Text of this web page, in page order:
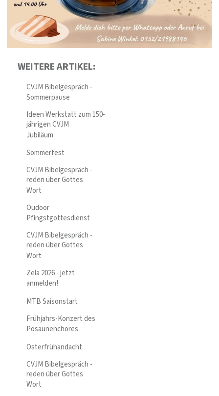
WEITERE ARTIKEL:
CVJM Bibelgespräch -
Sommerpause
Ideen Werkstatt zum 150-
jährigen CVJM
Jubiläum
Sommerfest
CVJM Bibelgespräch -
reden über Gottes
Wort
Oudoor
Pfingstgottesdienst
CVJM Bibelgespräch -
reden über Gottes
Wort
Zela 2026 - jetzt
anmelden!
MTB Saisonstart
Frühjahrs-Konzert des
Posaunenchores
Osterfrühandacht
CVJM Bibelgespräch -
reden über Gottes
Wort